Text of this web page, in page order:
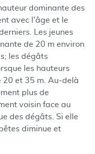
dominante des
avec l'âge et le
Les jeunes
de 20 m environ
les dégâts
les hauteurs
20 et 35 m. Au-delà
plus de
voisin face au
des dégâts. Si elle
diminue et